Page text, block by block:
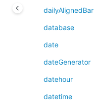
dailyAlignedBar
database
date
dateGenerator
datehour
datetime